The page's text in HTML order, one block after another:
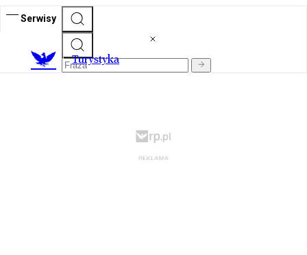
Serwisy
Turystyka